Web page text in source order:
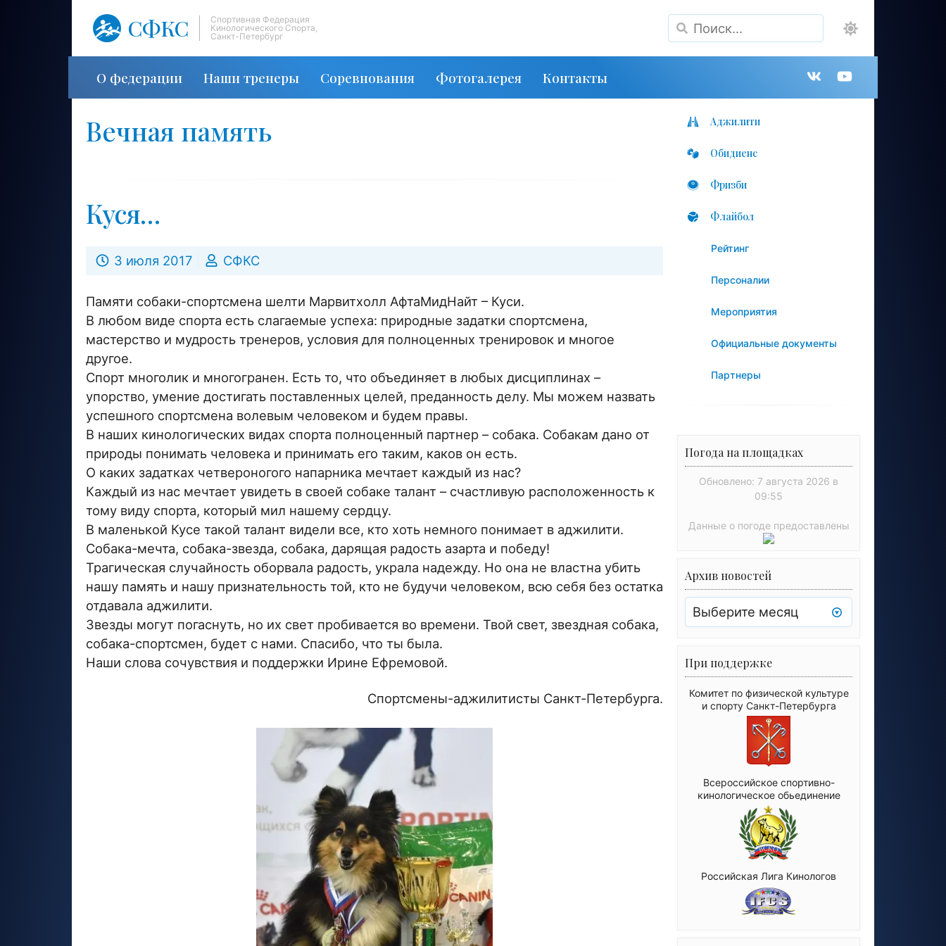
СФКС
Спортивная Федерация
Кинологического Спорта,
Санкт-Петербург
Поиск
О федерации Наши тренеры Соревнования Фотогалерея Контакты Группа
Вечная память
Куся…
3 июля 2017 СФКС
Памяти собаки-спортсмена шелти Марвитхолл АфтаМидНайт – Куси.
В любом виде спорта есть слагаемые успеха: природные задатки спортсмена,
мастерство и мудрость тренеров, условия для полноценных тренировок и многое
другое.
Спорт многолик и многогранен. Есть то, что объединяет в любых дисциплинах –
упорство, умение достигать поставленных целей, преданность делу. Мы можем назвать
успешного спортсмена волевым человеком и будем правы.
В наших кинологических видах спорта полноценный партнер – собака. Собакам дано от
природы понимать человека и принимать его таким, каков он есть.
О каких задатках четвероногого напарника мечтает каждый из нас?
Каждый из нас мечтает увидеть в своей собаке талант – счастливую расположенность к
тому виду спорта, который мил нашему сердцу.
В маленькой Кусе такой талант видели все, кто хоть немного понимает в аджилити.
Собака-мечта, собака-звезда, собака, дарящая радость азарта и победу!
Трагическая случайность оборвала радость, украла надежду. Но она не властна убить
нашу память и нашу признательность той, кто не будучи человеком, всю себя без остатка
отдавала аджилити.
Звезды могут погаснуть, но их свет пробивается во времени. Твой свет, звездная собака,
собака-спортсмен, будет с нами. Спасибо, что ты была.
Наши слова сочувствия и поддержки Ирине Ефремовой.
Спортсмены-аджилитисты Санкт-Петербурга.
Аджилити
Обидиенс
Фризби
Флайбол
Рейтинг
Персоналии
Мероприятия
Официальные документы
Партнеры
Погода на площадках
Обновлено: 7 августа 2026 в
09:55
Данные о погоде предоставлены
Архив новостей
Архив
новостей
При поддержке
Комитет по физической культуре
и спорту Санкт-Петербурга
Всероссийское спортивно-
кинологическое обьединение
Российская Лига Кинологов